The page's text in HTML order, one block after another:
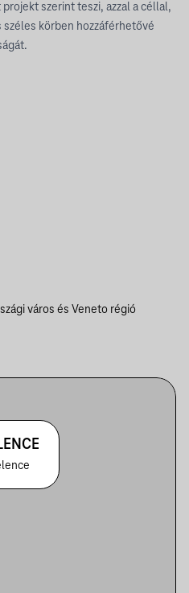
szerint teszi, azzal a céllal,
széles körben hozzáférhetővé
város és Veneto régió